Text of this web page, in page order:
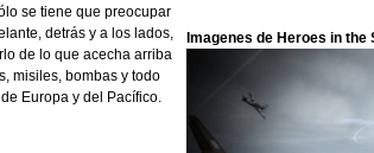
Imagenes de Heroes in the
se tiene que preocupar
detrás y a los lados,
de lo que acecha arriba
misiles, bombas y todo
Europa y del Pacífico.